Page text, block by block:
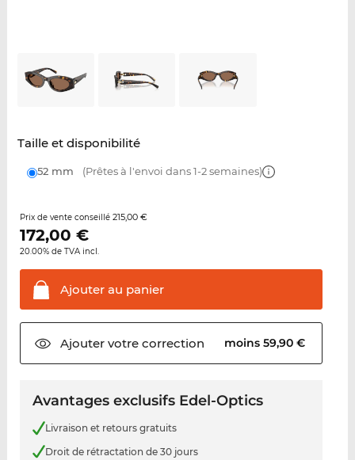
Taille et disponibilité
52 mm (Prêtes à l'envoi dans 1-2 semaines)
Prix de vente conseillé 215,00 €
172,00 €
20.00% de TVA incl.
Ajouter au panier
Ajouter votrecorrection moins 59,90 €
Avantages exclusifs Edel-Optics
Livraison et retours gratuits
Droit de rétractation de 30 jours